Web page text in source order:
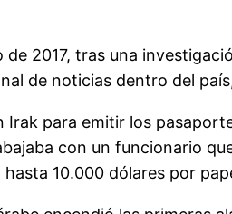
2017, tras una
de noticias dentro del
para emitir los
con un funcionario
10.000 dólares por